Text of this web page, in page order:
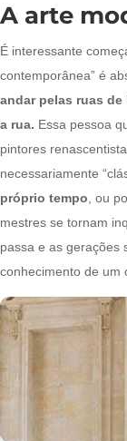
A arte
É interessante
contemporânea” é
andar pelas ruas
a rua. Essa pessoa
pintores
necessariamente
próprio tempo, ou
mestres se tornam
passa e as gerações
conhecimento de um